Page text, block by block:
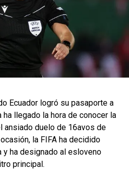
Ecuador logró su pasaporte a
ha llegado la hora de conocer la
ansiado duelo de 16avos de
la FIFA ha decidido
y ha designado al esloveno
principal.